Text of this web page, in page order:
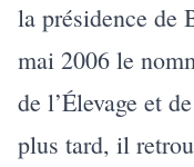
la présidence de
mai 2006 le
de l’Élevage et
plus tard, il